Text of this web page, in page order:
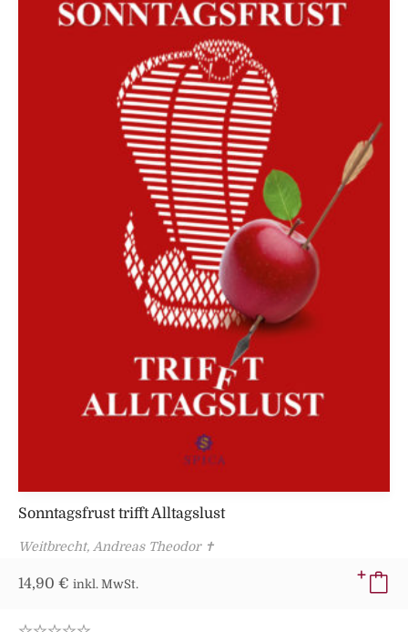
Sonntagsfrust trifft Alltagslust
Weitbrecht, Andreas Theodor ✝
14,90 € inkl. MwSt.